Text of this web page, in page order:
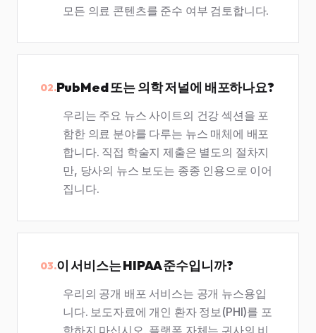
모든 의료 콘텐츠를 준수 여부 검토합니다.
02.PubMed 또는 의학 저널에 배포하나요?
우리는 주요 뉴스 사이트의 건강 섹션을 포
함한 의료 분야를 다루는 뉴스 매체에 배포
합니다. 직접 학술지 제출은 별도의 절차지
만, 당사의 뉴스 보도는 종종 인용으로 이어
집니다.
03.이 서비스는 HIPAA 준수입니까?
우리의 공개 배포 서비스는 공개 뉴스용입
니다. 보도자료에 개인 환자 정보(PHI)를 포
함하지 마십시오. 플랫폼 자체는 귀사의 비